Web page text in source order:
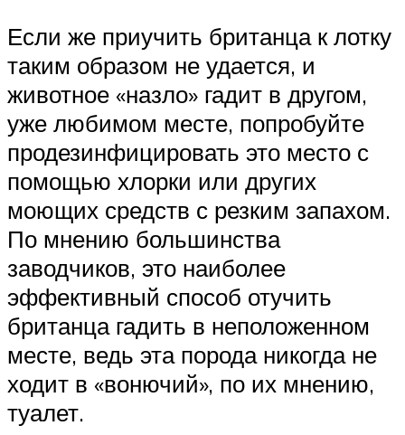
Если же приучить британца к лотку
таким образом не удается, и
животное «назло» гадит в другом,
уже любимом месте, попробуйте
продезинфицировать это место с
помощью хлорки или других
моющих средств с резким запахом.
По мнению большинства
заводчиков, это наиболее
эффективный способ отучить
британца гадить в неположенном
месте, ведь эта порода никогда не
ходит в «вонючий», по их мнению,
туалет.